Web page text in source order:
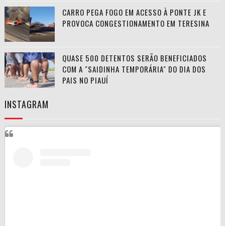
CARRO PEGA FOGO EM ACESSO À PONTE JK E
PROVOCA CONGESTIONAMENTO EM TERESINA
QUASE 500 DETENTOS SERÃO BENEFICIADOS
COM A "SAIDINHA TEMPORÁRIA" DO DIA DOS
PAIS NO PIAUÍ
INSTAGRAM